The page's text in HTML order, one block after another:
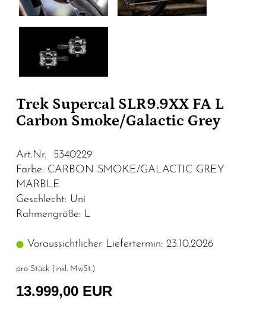
Trek Supercal SLR9.9XX FA L
Carbon Smoke/Galactic Grey
Art.Nr. 5340229
Farbe: CARBON SMOKE/GALACTIC GREY
MARBLE
Geschlecht: Uni
Rahmengröße: L
Voraussichtlicher Liefertermin: 23.10.2026
pro Stück (inkl. MwSt.)
13.999,00 EUR